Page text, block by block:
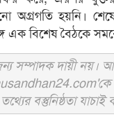
হয়নি।
এক বিশেষ বৈঠকে
দায়ী নয়।
বস্তুনিষ্ঠতা যাচাই